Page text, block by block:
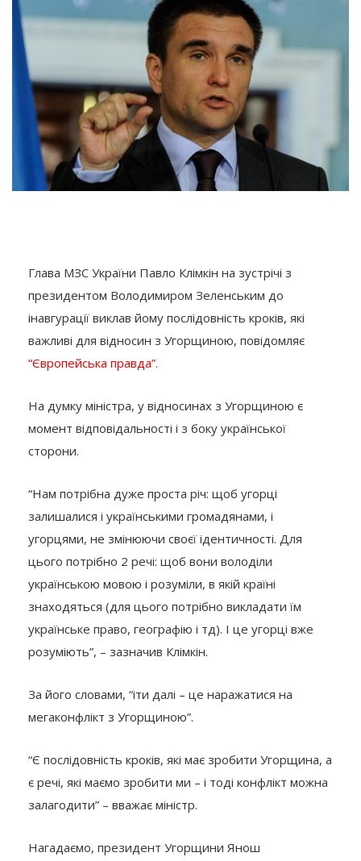
Глава МЗС України Павло Клімкін на зустрічі з
президентом Володимиром Зеленським до
інавгурації виклав йому послідовність кроків, які
важливі для відносин з Угорщиною, повідомляє
“Європейська правда”.
На думку міністра, у відносинах з Угорщиною є
момент відповідальності і з боку української
сторони.
“Нам потрібна дуже проста річ: щоб угорці
залишалися і українськими громадянами, і
угорцями, не змінюючи своєї ідентичності. Для
цього потрібно 2 речі: щоб вони володіли
українською мовою і розуміли, в якій країні
знаходяться (для цього потрібно викладати їм
українське право, географію і тд). І це угорці вже
розуміють”, – зазначив Клімкін.
За його словами, “іти далі – це наражатися на
мегаконфлікт з Угорщиною”.
“Є послідовність кроків, які має зробити Угорщина, а
є речі, які маємо зробити ми – і тоді конфлікт можна
залагодити” – вважає міністр.
Нагадаємо, президент Угорщини Янош